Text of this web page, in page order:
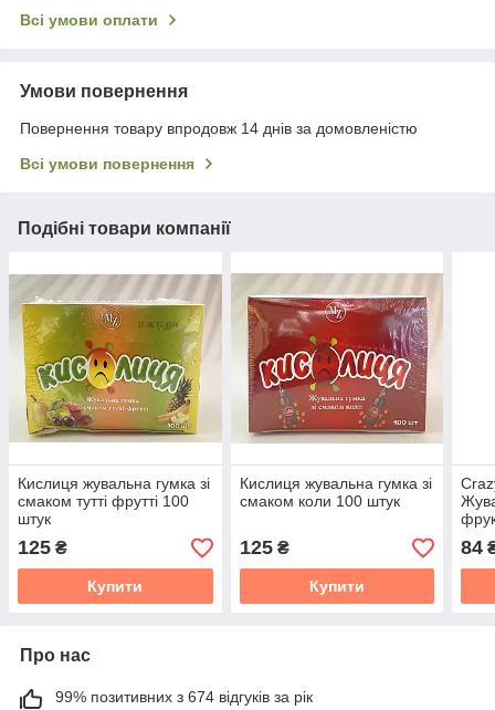
Всі умови оплати
Умови повернення
Повернення товару впродовж 14 днів за домовленістю
Всі умови повернення
Подібні товари компанії
Кислиця жувальна гумка зі
смаком тутті фрутті 100
штук
125 ₴
Купити
Кислиця жувальна гумка зі
смаком коли 100 штук
125₴
Купити
штук
84
Про нас
99% позитивних з 674 відгуків за рік